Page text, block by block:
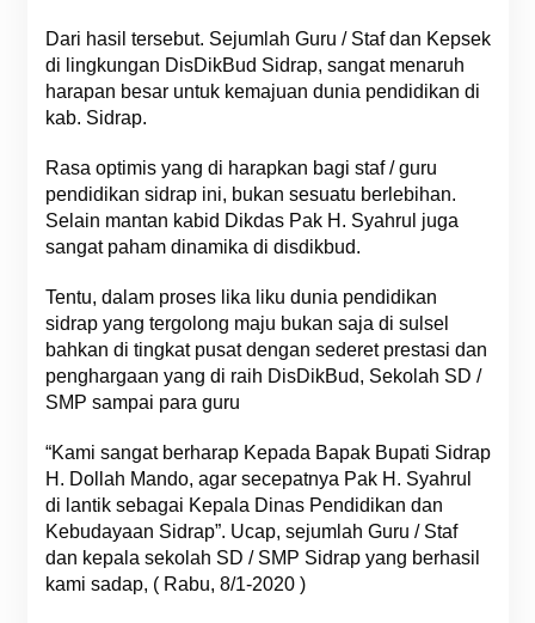
Dari hasil tersebut. Sejumlah Guru / Staf dan Kepsek
di lingkungan DisDikBud Sidrap, sangat menaruh
harapan besar untuk kemajuan dunia pendidikan di
kab. Sidrap.
Rasa optimis yang di harapkan bagi staf / guru
pendidikan sidrap ini, bukan sesuatu berlebihan.
Selain mantan kabid Dikdas Pak H. Syahrul juga
sangat paham dinamika di disdikbud.
Tentu, dalam proses lika liku dunia pendidikan
sidrap yang tergolong maju bukan saja di sulsel
bahkan di tingkat pusat dengan sederet prestasi dan
penghargaan yang di raih DisDikBud, Sekolah SD /
SMP sampai para guru
“Kami sangat berharap Kepada Bapak Bupati Sidrap
H. Dollah Mando, agar secepatnya Pak H. Syahrul
di lantik sebagai Kepala Dinas Pendidikan dan
Kebudayaan Sidrap”. Ucap, sejumlah Guru / Staf
dan kepala sekolah SD / SMP Sidrap yang berhasil
kami sadap, ( Rabu, 8/1-2020 )